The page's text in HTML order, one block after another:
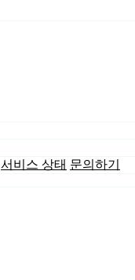
서비스 상태 문의하기